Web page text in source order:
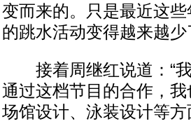
变而来的。只是最近这
的跳水活动变得越来越
接着周继红说道：“我
通过这档节目的合作，
场馆设计、泳装设计等方